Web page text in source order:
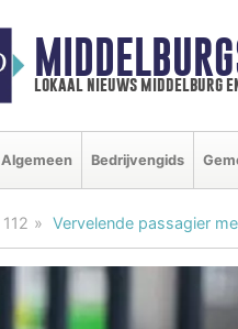
lokaal nieuws middelburg
Algemeen Bedrijvengids
112 Vervelende passagier